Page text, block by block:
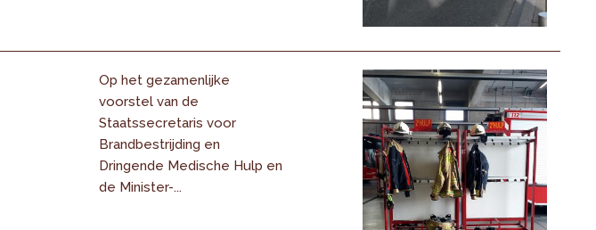
Op het gezamenlijke
voorstel van de
Staatssecretaris voor
Brandbestrijding en
Dringende Medische Hulp en
de Minister-...